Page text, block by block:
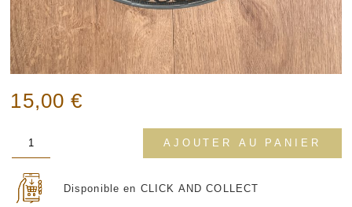
15,00€
Disponible en CLICK AND COLLECT
quantité
cookie
xxl
AJOUTER AU PANIER